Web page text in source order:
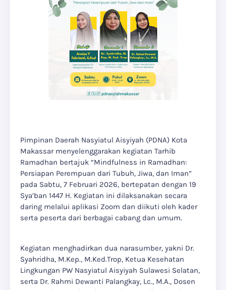
Pimpinan Daerah Nasyiatul Aisyiyah (PDNA) Kota
Makassar menyelenggarakan kegiatan Tarhib
Ramadhan bertajuk “Mindfulness in Ramadhan:
Persiapan Perempuan dari Tubuh, Jiwa, dan Iman”
pada Sabtu, 7 Februari 2026, bertepatan dengan 19
Sya’ban 1447 H. Kegiatan ini dilaksanakan secara
daring melalui aplikasi Zoom dan diikuti oleh kader
serta peserta dari berbagai cabang dan umum.
Kegiatan menghadirkan dua narasumber, yakni Dr.
Syahridha, M.Kep., M.Ked.Trop, Ketua Kesehatan
Lingkungan PW Nasyiatul Aisyiyah Sulawesi Selatan,
serta Dr. Rahmi Dewanti Palangkay, Lc., M.A., Dosen